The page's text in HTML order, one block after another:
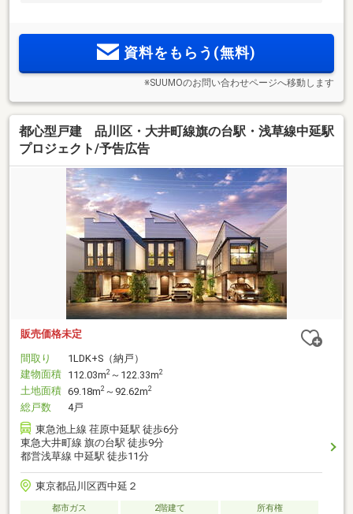
資料をもらう(無料)
※SUUMOのお問い合わせページへ移動します
都心型戸建 品川区・大井町線旗の台駅・浅草線中延駅
プロジェクト/予告広告
販売価格未定
間取り
1LDK+S（納戸）
建物面積 112.03m2 ～122.33m2
土地面積 69.18m2 ～92.62m2
総戸数
4戸
東急池上線 荏原中延駅 徒歩6分
東急大井町線 旗の台駅 徒歩9分
都営浅草線 中延駅 徒歩11分
東京都品川区西中延２
都市ガス 2階建て
所有権